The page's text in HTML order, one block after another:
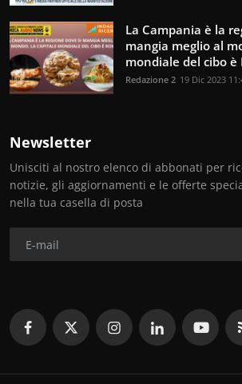
La Campania è la
mangia meglio al
mondiale del cibo è
Redazione 2 19 Dic 2023
Newsletter
Unisciti al nostro elenco di abbonati per
notizie, gli aggiornamenti e le offerte
nella tua casella di posta